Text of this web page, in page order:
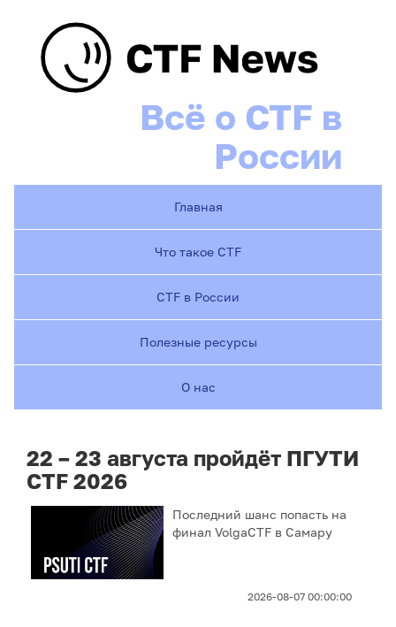
Всё о CTF в
России
Главная
Что такое CTF
CTF в России
Полезные ресурсы
О нас
22 – 23 августа пройдёт ПГУТИ
CTF 2026
Последний шанс попасть на
финал VolgaCTF в Самару
2026-08-07 00:00:00